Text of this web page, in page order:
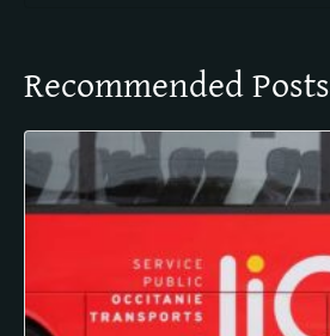
Recommended Posts